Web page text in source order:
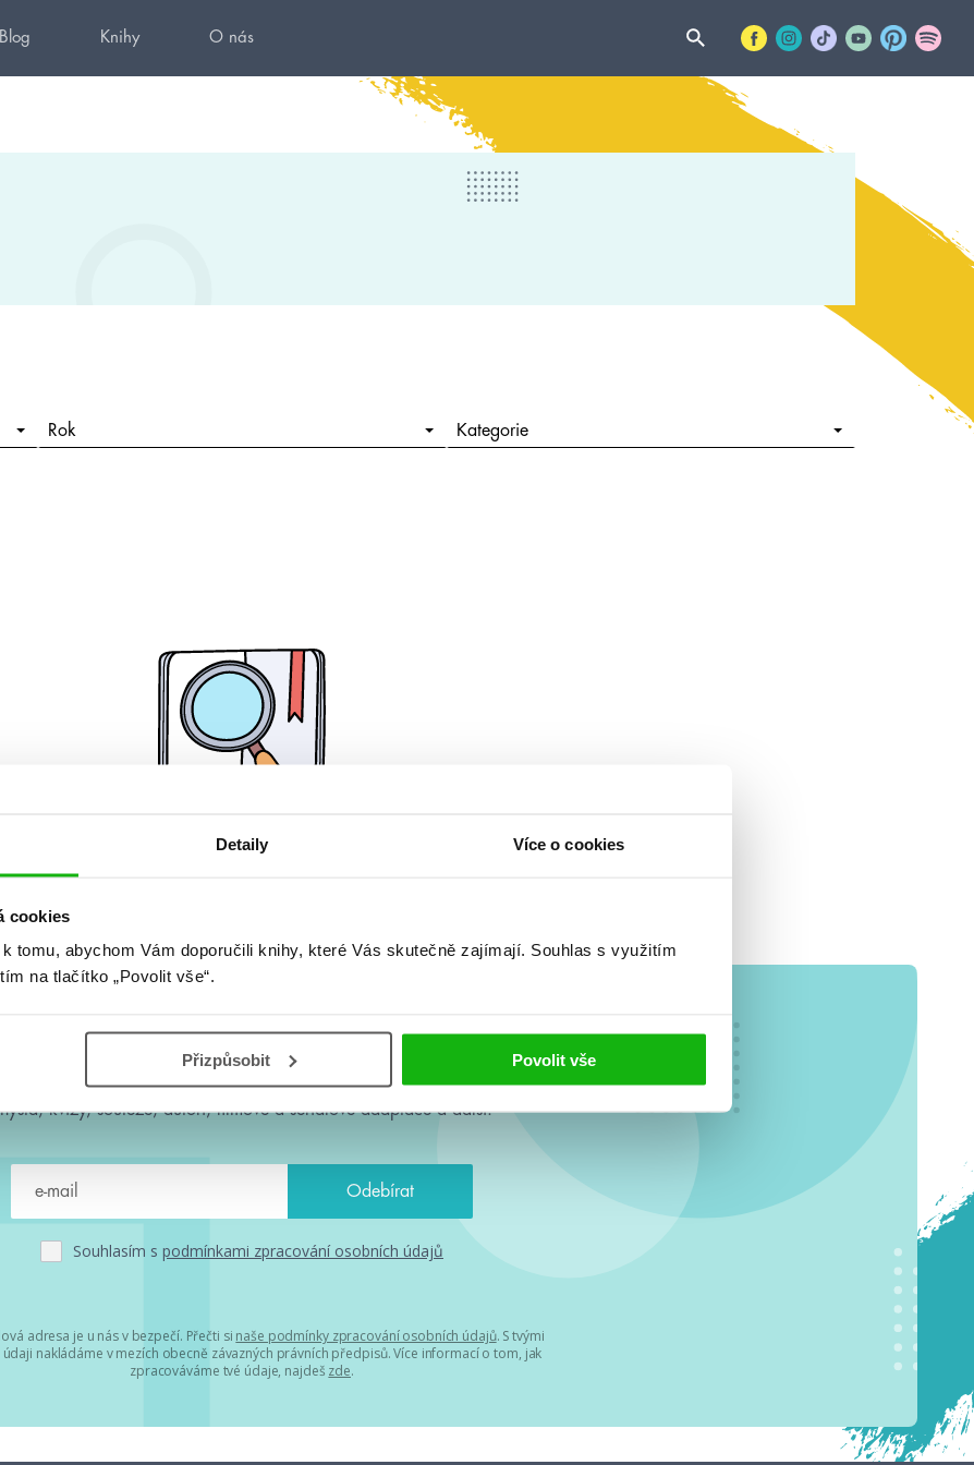
Detaily Více o cookies
cookies
tomu, abychom Vám doporučili knihy, které Vás skutečně zajímají. Souhlas s využitím
na tlačítko „Povolit vše“.
Přizpůsobit Povolit vše
Blog Knihy O nás
Rok Kategorie
#HumbookNews
kolem #youngadult každý měsíc rovnou do mailu! Nové knihy, co se
kvízy, soutěže, autoři, filmové a seriálové adaptace a další.
Souhlasím s podmínkami zpracování osobních údajů
adresa je u nás v bezpečí. Přečti si naše podmínky zpracování osobních údajů. S tvými
nakládáme v mezích obecně závazných právních předpisů. Více informací o tom, jak
zpracováváme tvé údaje, najdeš zde.